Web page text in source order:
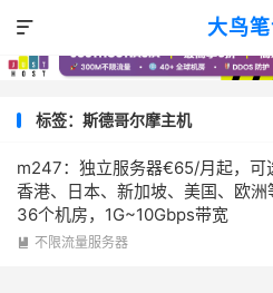
大鸟

标签：斯德哥尔摩主机
m247：独立服务器€65/月起，可
香港、日本、新加坡、美国、欧洲
36个机房，1G~10Gbps带宽
 不限流量服务器